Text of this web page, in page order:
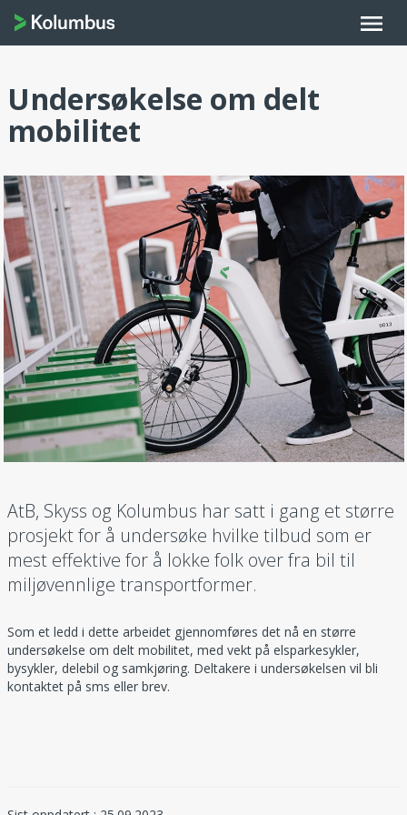
menu
Undersøkelse om delt
mobilitet
AtB, Skyss og Kolumbus har satt i gang et større
prosjekt for å undersøke hvilke tilbud som er
mest effektive for å lokke folk over fra bil til
miljøvennlige transportformer.
Som et ledd i dette arbeidet gjennomføres det nå en større
undersøkelse om delt mobilitet, med vekt på elsparkesykler,
bysykler, delebil og samkjøring. Deltakere i undersøkelsen vil bli
kontaktet på sms eller brev.